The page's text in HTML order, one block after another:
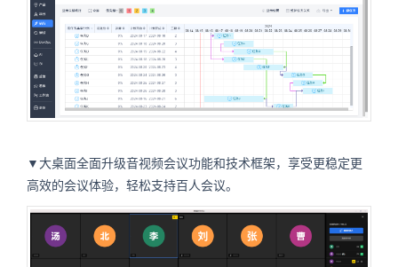
▼大桌面全面升级音视频会议功能和技术框架，享受更稳定更
高效的会议体验，轻松支持百人会议。